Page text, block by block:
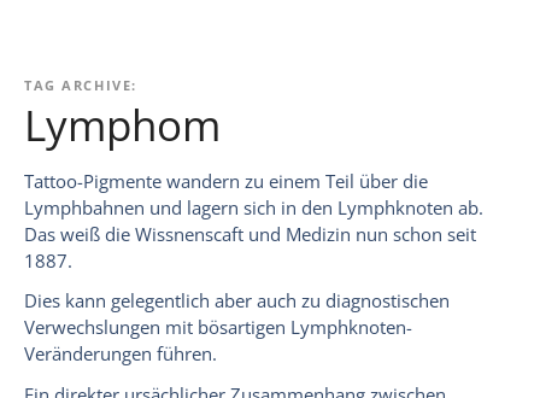
TAG ARCHIVE:
Lymphom
Tattoo-Pigmente wandern zu einem Teil über die
Lymphbahnen und lagern sich in den Lymphknoten ab.
Das weiß die Wissnenscaft und Medizin nun schon seit
1887.
Dies kann gelegentlich aber auch zu diagnostischen
Verwechslungen mit bösartigen Lymphknoten-
Veränderungen führen.